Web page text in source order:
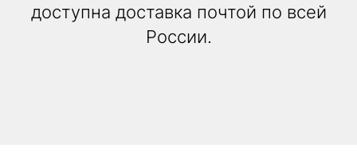
доступна доставка почтой по всей
России.